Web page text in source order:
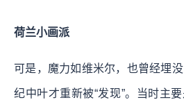
荷兰小画派
可是，魔力如维米尔，也曾经埋
纪中叶才重新被“发现”。当时主